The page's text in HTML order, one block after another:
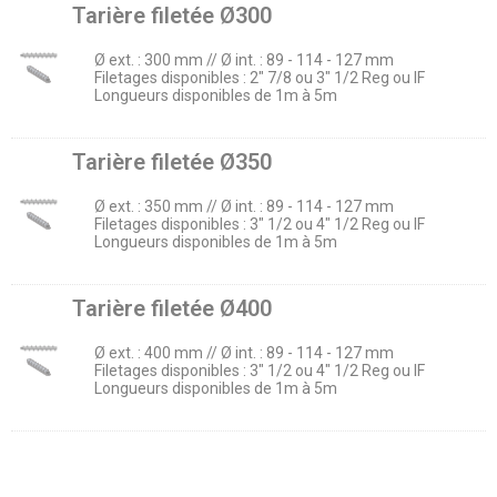
Tarière filetée Ø300
Ø ext. : 300 mm // Ø int. : 89 - 114 - 127 mm
Filetages disponibles : 2" 7/8 ou 3" 1/2 Reg ou IF
Longueurs disponibles de 1m à 5m
Tarière filetée Ø350
Ø ext. : 350 mm // Ø int. : 89 - 114 - 127 mm
Filetages disponibles : 3" 1/2 ou 4" 1/2 Reg ou IF
Longueurs disponibles de 1m à 5m
Tarière filetée Ø400
Ø ext. : 400 mm // Ø int. : 89 - 114 - 127 mm
Filetages disponibles : 3" 1/2 ou 4" 1/2 Reg ou IF
Longueurs disponibles de 1m à 5m